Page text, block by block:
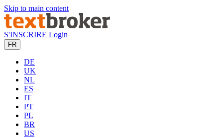
Skip to main content
S'INSCRIRE Login
FR
DE
UK
NL
ES
IT
PT
PL
BR
US